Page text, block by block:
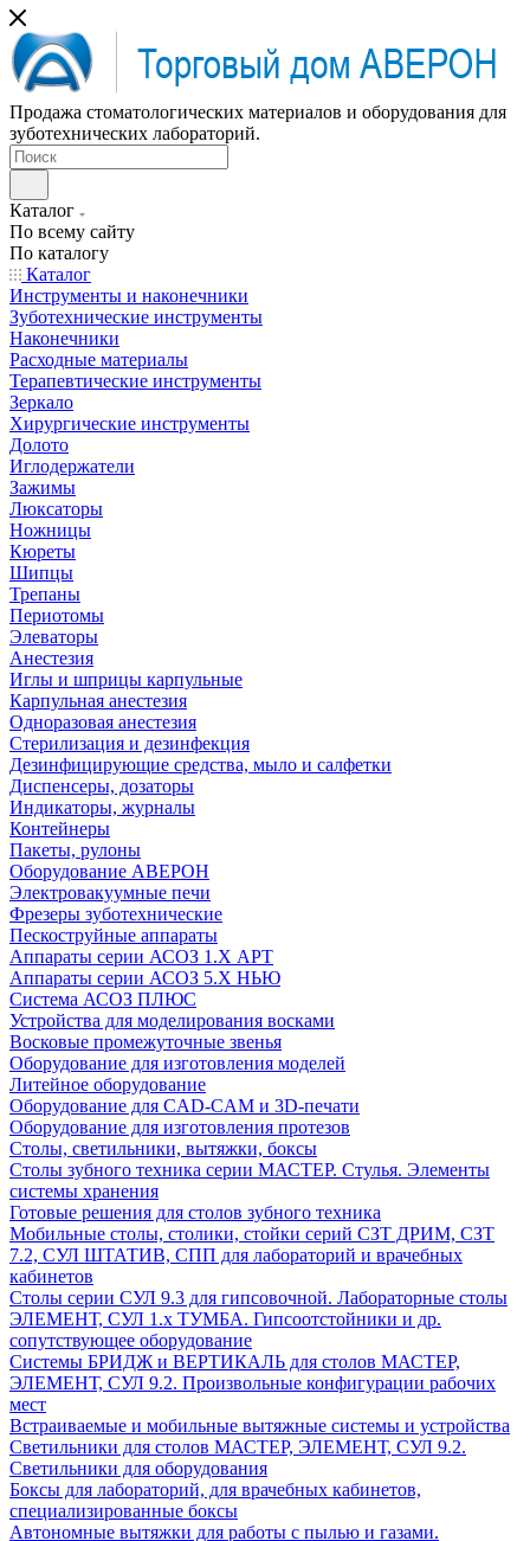
Продажа стоматологических материалов и оборудования для
зуботехнических лабораторий.
Каталог
По всему сайту
По каталогу
Каталог
Инструменты и наконечники
Зуботехнические инструменты
Наконечники
Расходные материалы
Терапевтические инструменты
Зеркало
Хирургические инструменты
Долото
Иглодержатели
Зажимы
Люксаторы
Ножницы
Кюреты
Шипцы
Трепаны
Периотомы
Элеваторы
Анестезия
Иглы и шприцы карпульные
Карпульная анестезия
Одноразовая анестезия
Стерилизация и дезинфекция
Дезинфицирующие средства, мыло и салфетки
Диспенсеры, дозаторы
Индикаторы, журналы
Контейнеры
Пакеты, рулоны
Оборудование АВЕРОН
Электровакуумные печи
Фрезеры зуботехнические
Пескоструйные аппараты
Аппараты серии АСОЗ 1.Х АРТ
Аппараты серии АСОЗ 5.Х НЬЮ
Система АСОЗ ПЛЮС
Устройства для моделирования восками
Восковые промежуточные звенья
Оборудование для изготовления моделей
Литейное оборудование
Оборудование для CAD-CAM и 3D-печати
Оборудование для изготовления протезов
Cтолы, светильники, вытяжки, боксы
Столы зубного техника серии МАСТЕР. Стулья. Элементы
системы хранения
Готовые решения для столов зубного техника
Мобильные столы, столики, стойки серий СЗТ ДРИМ, СЗТ
7.2, СУЛ ШТАТИВ, СПП для лабораторий и врачебных
кабинетов
Столы серии СУЛ 9.3 для гипсовочной. Лабораторные столы
ЭЛЕМЕНТ, СУЛ 1.х ТУМБА. Гипсоотстойники и др.
сопутствующее оборудование
Системы БРИДЖ и ВЕРТИКАЛЬ для столов МАСТЕР,
ЭЛЕМЕНТ, СУЛ 9.2. Произвольные конфигурации рабочих
мест
Встраиваемые и мобильные вытяжные системы и устройства
Светильники для столов МАСТЕР, ЭЛЕМЕНТ, СУЛ 9.2.
Светильники для оборудования
Боксы для лабораторий, для врачебных кабинетов,
специализированные боксы
Автономные вытяжки для работы с пылью и газами.